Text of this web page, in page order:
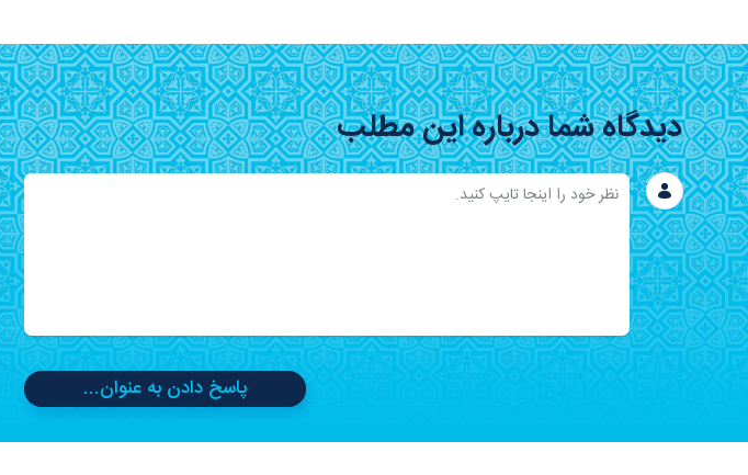
دیدگاه شما درباره این مطلب
پاسخ دادن به عنوان...